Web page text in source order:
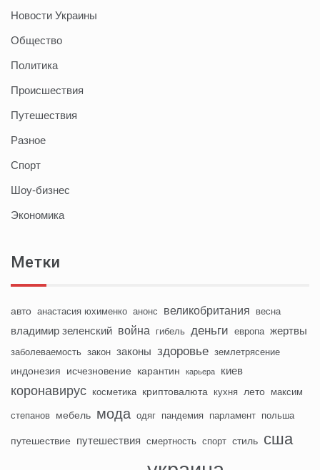
Новости Украины
Общество
Политика
Происшествия
Путешествия
Разное
Спорт
Шоу-бизнес
Экономика
Метки
авто анастасия юхименко анонс великобритания весна
владимир зеленский война гибель деньги европа жертвы
заболеваемость закон законы здоровье землетрясение
индонезия исчезновение карантин карьера киев
коронавирус косметика криптовалюта кухня лето максим
степанов мебель мода одяг пандемия парламент польша
путешествие путешествия смертность спорт стиль сша